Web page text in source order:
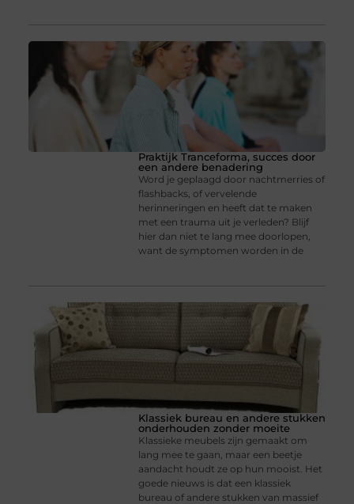
Praktijk Tranceforma, succes door
een andere benadering
Word je geplaagd door nachtmerries of
flashbacks, of vervelende
herinneringen en heeft dat te maken
met een trauma uit je verleden? Blijf
hier dan niet te lang mee doorlopen,
want de symptomen worden in de
Klassiek bureau en andere stukken
onderhouden zonder moeite
Klassieke meubels zijn gemaakt om
lang mee te gaan, maar een beetje
aandacht houdt ze op hun mooist. Het
goede nieuws is dat een klassiek
bureau of andere stukken van massief